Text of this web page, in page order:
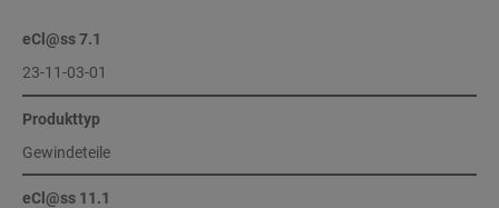
eCl@ss 7.1
23-11-03-01
Produkttyp
Gewindeteile
eCl@ss 11.1